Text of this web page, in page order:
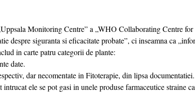
Monitoring Centre” a „WHO Collaborating Centre
despre siguranta si eficacitate probate”, ci inseamna ca
in carte patru categorii de plante:
date.
dar necomentate in Fitoterapie, din lipsa
ele se pot gasi in unele produse farmaceutice straine